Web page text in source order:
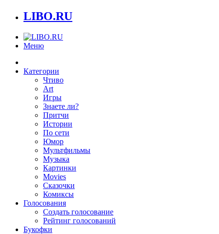
LIBO.RU
Меню
Категории
Чтиво
Art
Игры
Знаете ли?
Притчи
Истории
По сети
Юмор
Мультфильмы
Музыка
Картинки
Movies
Сказочки
Комиксы
Голосования
Создать голосование
Рейтинг голосований
Букофки